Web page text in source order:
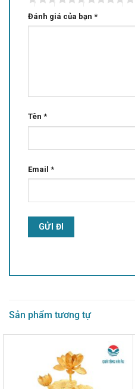
Đánh giá của bạn *
Tên *
Email *
Sản phẩm tương tự